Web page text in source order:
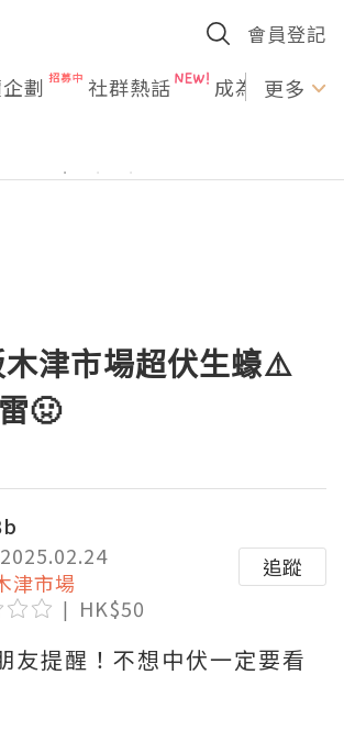
會員登記
劃 社群熱話 成為U更多
津市場超伏生蠔⚠️
🤢
津市場
HK$50
追蹤
友提醒！不想中伏一定要看